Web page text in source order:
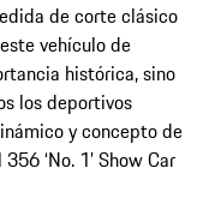
de corte clásico
vehículo de
histórica, sino
los deportivos
y concepto de
‘No. 1’ Show Car